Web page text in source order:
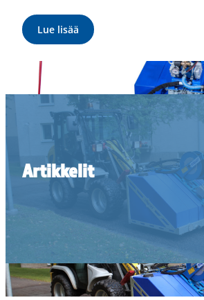
Lue lisää
Artikkelit